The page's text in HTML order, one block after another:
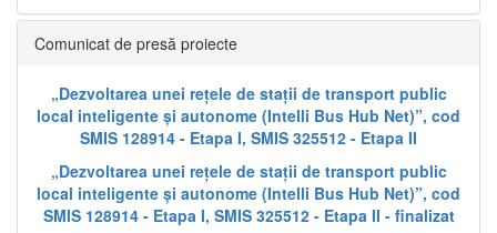
Comunicat de presă proiecte
„Dezvoltarea unei rețele de stații de transport public
local inteligente și autonome (Intelli Bus Hub Net)”, cod
SMIS 128914 - Etapa I, SMIS 325512 - Etapa II
„Dezvoltarea unei rețele de stații de transport public
local inteligente și autonome (Intelli Bus Hub Net)”, cod
SMIS 128914 - Etapa I, SMIS 325512 - Etapa II - finalizat